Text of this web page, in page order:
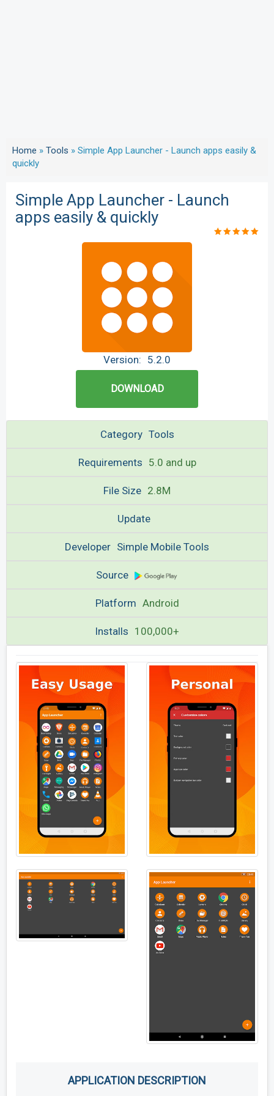
Home » Tools » Simple App Launcher - Launch apps easily &
quickly
Simple App Launcher - Launch
apps easily & quickly
Version: 5.2.0
DOWNLOAD
Category Tools
Requirements 5.0 and up
File Size 2.8M
Update
Developer Simple Mobile Tools
Source
Platform Android
Installs 100,000+
APPLICATION DESCRIPTION